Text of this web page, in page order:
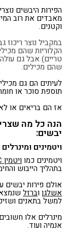
הפירות היבשים
מאבדים את רוב
וקטנים.
במקביל נוצר ריכוז
הקלוריות שהם
טריים) אבל גם
שהם מכילים.
לעיתים הם גם
תוספת סוכר או
אז הם בריאים או
הנה כל מה
יבשים:
ויטמינים
ויטמינים כמוויטמין C
בתהליך הייבוש
אולם פירות יבשים
אשלגןוברזל
למשל בתאנים
מינרלים אלו
אנמיה ועוד.